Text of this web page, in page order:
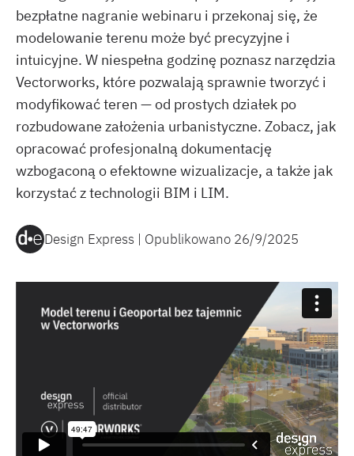
bezpłatne nagranie webinaru i przekonaj się, że
modelowanie terenu może być precyzyjne i
intuicyjne. W niespełna godzinę poznasz narzędzia
Vectorworks, które pozwalają sprawnie tworzyć i
modyfikować teren — od prostych działek po
rozbudowane założenia urbanistyczne. Zobacz, jak
opracować profesjonalną dokumentację
wzbogaconą o efektowne wizualizacje, a także jak
korzystać z technologii BIM i LIM.
Design Express | Opublikowano 26/9/2025